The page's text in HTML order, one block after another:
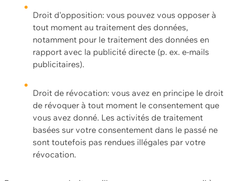
Droit d'opposition: vous pouvez vous opposer à
tout moment au traitement des données,
notamment pour le traitement des données en
rapport avec la publicité directe (p. ex. e-mails
publicitaires).
Droit de révocation: vous avez en principe le droit
de révoquer à tout moment le consentement que
vous avez donné. Les activités de traitement
basées sur votre consentement dans le passé ne
sont toutefois pas rendues illégales par votre
révocation.